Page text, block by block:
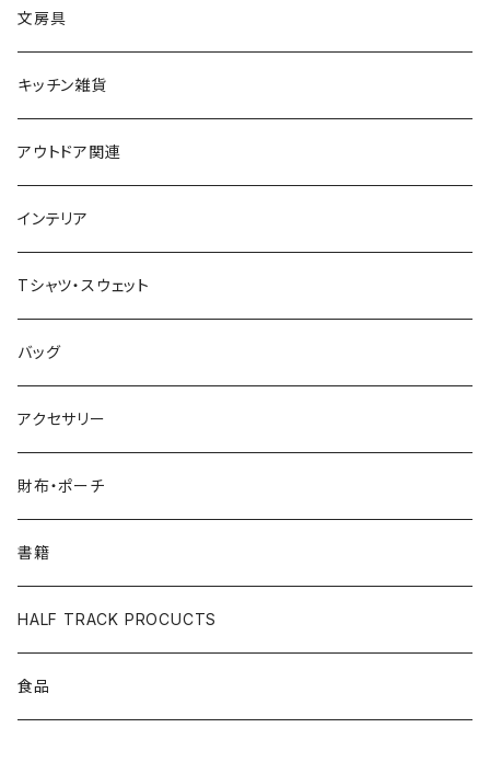
文房具
キッチン雑貨
アウトドア関連
インテリア
Tシャツ・スウェット
バッグ
アクセサリー
財布・ポーチ
書籍
HALF TRACK PROCUCTS
食品